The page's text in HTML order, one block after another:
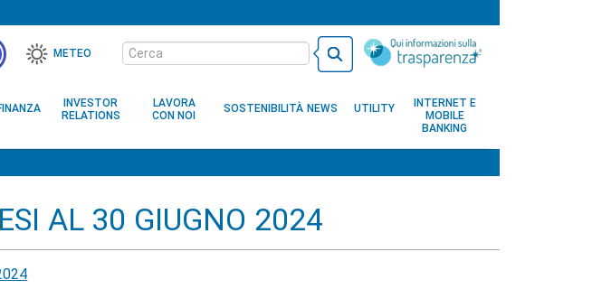
METEO
Cerca
nel
sito
INVESTOR
RELATIONS
LAVORA
CON NOI
SOSTENIBILITÀ NEWS UTILITY
INTERNET E
MOBILE
BANKING
AL 30 GIUGNO 2024